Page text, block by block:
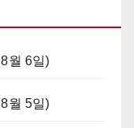
월 6일)
월 5일)